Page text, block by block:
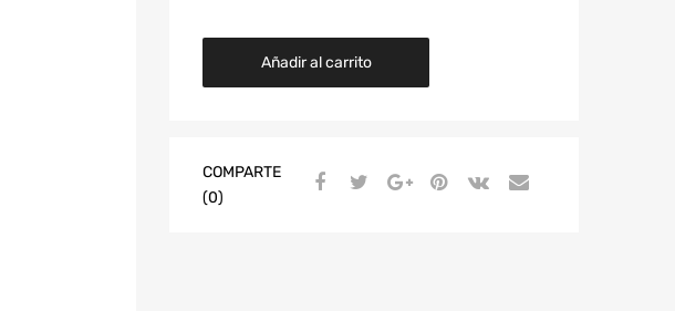
Añadir al carrito
COMPARTE
(0)